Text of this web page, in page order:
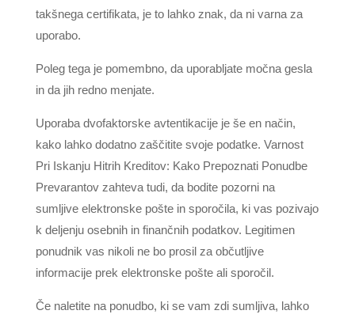
takšnega certifikata, je to lahko znak, da ni varna za
uporabo.
Poleg tega je pomembno, da uporabljate močna gesla
in da jih redno menjate.
Uporaba dvofaktorske avtentikacije je še en način,
kako lahko dodatno zaščitite svoje podatke. Varnost
Pri Iskanju Hitrih Kreditov: Kako Prepoznati Ponudbe
Prevarantov zahteva tudi, da bodite pozorni na
sumljive elektronske pošte in sporočila, ki vas pozivajo
k deljenju osebnih in finančnih podatkov. Legitimen
ponudnik vas nikoli ne bo prosil za občutljive
informacije prek elektronske pošte ali sporočil.
Če naletite na ponudbo, ki se vam zdi sumljiva, lahko